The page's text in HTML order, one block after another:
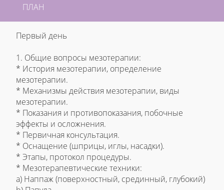
ПЛАН
Первый день
1. Общие вопросы мезотерапии:
* История мезотерапии, определение
мезотерапии.
* Механизмы действия мезотерапии, виды
мезотерапии.
* Показания и противопоказания, побочные
эффекты и осложнения.
* Первичная консультация.
* Оснащение (шприцы, иглы, насадки).
* Этапы, протокол процедуры.
* Мезотерапевтические техники:
a) Наппаж (поверхностный, срединный, глубокий)